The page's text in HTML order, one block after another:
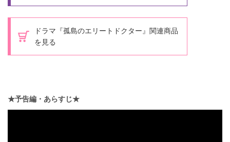
ドラマ『孤島のエリートドクター』関連商品
を見る
★予告編・あらすじ★